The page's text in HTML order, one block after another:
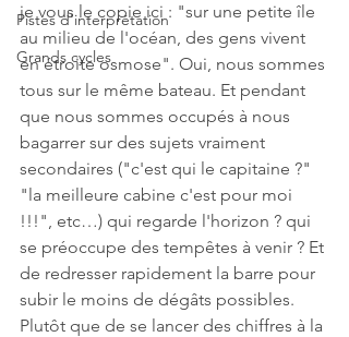
Pistes d'interprétation
Grands cycles
je vous le copie ici : "sur une petite île
au milieu de l'océan, des gens vivent
en étroite osmose". Oui, nous sommes
tous sur le même bateau. Et pendant
que nous sommes occupés à nous
bagarrer sur des sujets vraiment
secondaires ("c'est qui le capitaine ?"
"la meilleure cabine c'est pour moi
!!!", etc…) qui regarde l'horizon ? qui
se préoccupe des tempêtes à venir ? Et
de redresser rapidement la barre pour
subir le moins de dégâts possibles.
Plutôt que de se lancer des chiffres à la